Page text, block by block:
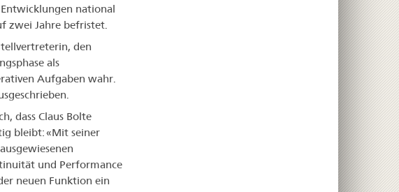
national
zwei Jahre befristet.
den
als
Aufgaben wahr.
dass Claus Bolte
bleibt: «Mit seiner
und Performance
neuen Funktion ein